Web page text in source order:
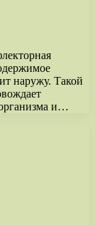
наружу. Такой
и…